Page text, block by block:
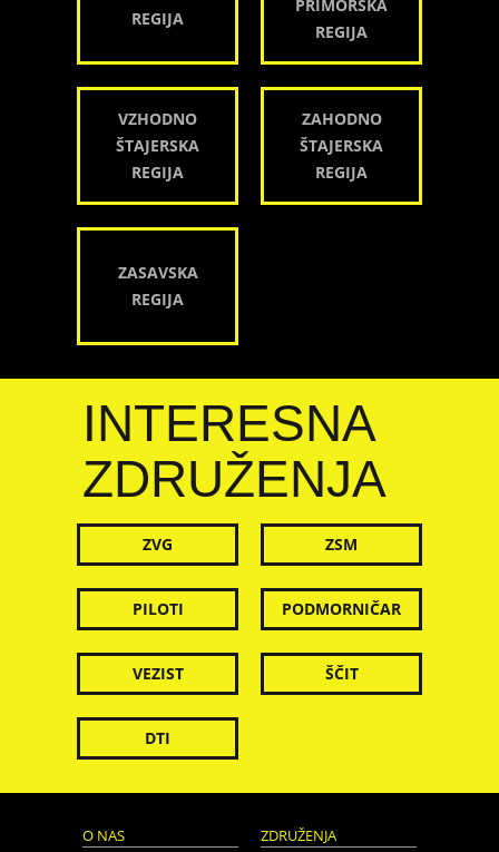
REGIJA
PRIMORSKA
REGIJA
VZHODNO
ŠTAJERSKA
REGIJA
ZAHODNO
ŠTAJERSKA
REGIJA
ZASAVSKA
REGIJA
INTERESNA
ZDRUŽENJA
ZVG ZSM
PILOTI PODMORNIČAR
VEZIST ŠČIT
DTI
O NAS ZDRUŽENJA